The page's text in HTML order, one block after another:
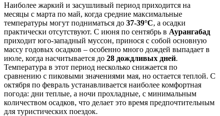
Наиболее жаркий и засушливый период приходится на
месяцы с марта по май, когда средние максимальные
температуры могут подниматься до 37-39°C, а осадки
практически отсутствуют. С июня по сентябрь в Аурангабад
приходит юго-западный муссон, принося с собой основную
массу годовых осадков – особенно много дождей выпадает в
июле, когда насчитывается до 28 дождливых дней.
Температура в этот период несколько снижается по
сравнению с пиковыми значениями мая, но остается теплой. С
октября по февраль устанавливается наиболее комфортная
погода: дни теплые, а ночи прохладные, с минимальным
количеством осадков, что делает это время предпочтительным
для туристических поездок.